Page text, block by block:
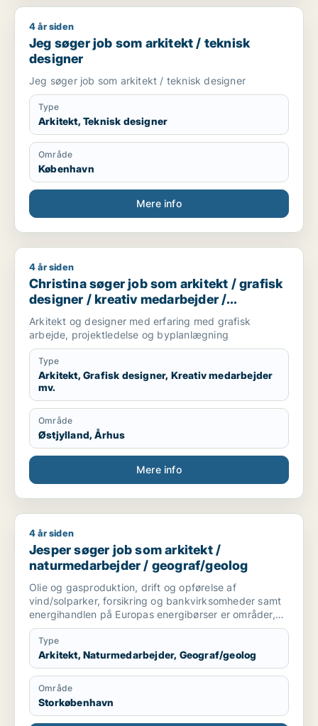
Jeg søger job som arkitekt / teknisk designer
4 år siden
Jeg søger job som arkitekt / teknisk
designer
Jeg søger job som arkitekt / teknisk designer
Type
Arkitekt, Teknisk designer
Område
København
Mere info
Christina søger job som arkitekt / grafisk designer /
4 år siden
Christina søger job som arkitekt / grafisk
designer / kreativ medarbejder /
projektleder / teknisk designer
Arkitekt og designer med erfaring med grafisk
arbejde, projektledelse og byplanlægning
Type
Arkitekt, Grafisk designer, Kreativ medarbejder
mv.
Område
Østjylland, Århus
Mere info
Jesper søger job som arkitekt / naturmedarbejder /
4 år siden
Jesper søger job som arkitekt /
naturmedarbejder / geograf/geolog
Olie og gasproduktion, drift og opførelse af
vind/solparker, forsikring og bankvirksomheder samt
energihandlen på Europas energibørser er områder,
hvor vejr og klima spiller en stadig større rolle. Den
seneste IPCC rapport fortæller, at klimaændringerne
vil forstærke eksisterende problematikker og skabe
helt nye udfordringer, hvor der er brug for
atmosfærisk ekspertise og datakompetencer. Jeg har
gennem min karriere skabt værdi for den grønne
omstilling med opdateret viden og udviklet en
skræddersyet vejrekspertise målrettet
Type
Arkitekt, Naturmedarbejder, Geograf/geolog
Område
Storkøbenhavn